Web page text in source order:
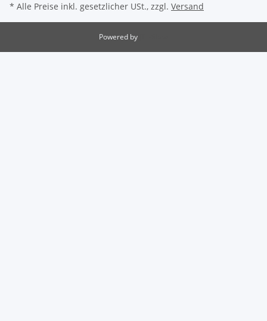
* Alle Preise inkl. gesetzlicher USt., zzgl. Versand
Powered by